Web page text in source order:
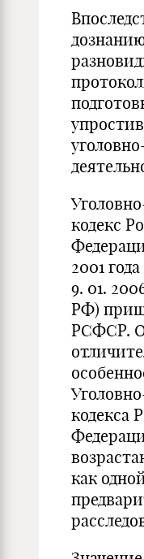
кодекс
2001
9. 01.
РФ)
РСФСР.
кодекса
как